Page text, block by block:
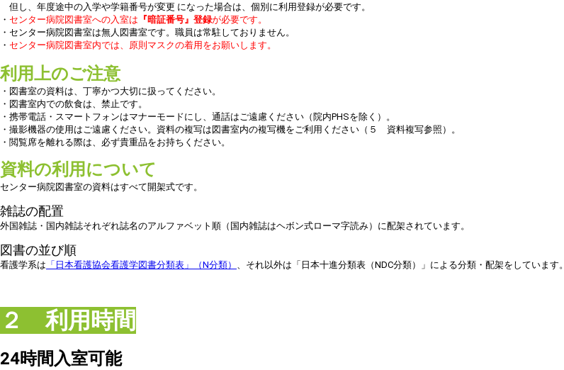
但し、年度途中の⼊学や学籍番号が変更 になった場合は、個別に利⽤登録が必要です。
・ センター病院図書室への入室は 『暗証番号』登録が必要です。
・センター病院図書室は無人図書室です。職員は常駐しておりません。
・ センター病院図書室内では、原則マスクの着用をお願いします。
利用上のご注意
・図書室の資料は、丁寧かつ大切に扱ってください。
・図書室内での飲食は、禁止です。
・携帯電話・スマートフォンはマナーモードにし、通話はご遠慮ください（院内PHSを除く）。
・撮影機器の使用はご遠慮ください。資料の複写は図書室内の複写機をご利用ください（５ 資料複写参照）。
・閲覧席を離れる際は、必ず貴重品をお持ちください。
資料の利用について
センター病院図書室の資料はすべて開架式です。
雑誌の配置
外国雑誌・国内雑誌それぞれ誌名のアルファベット順（国内雑誌はヘボン式ローマ字読み）に配架されています。
図書の並び順
看護学系は 「日本看護協会看護学図書分類表」（N分類） 、それ以外は「日本十進分類表（NDC分類）」による分類・配架をしています。
２ 利用時間
24時間入室可能